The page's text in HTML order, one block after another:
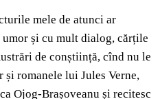
mele de atunci ar
și cu mult dialog, cărțile
de conștiință, cînd nu le
și romanele lui Jules Verne,
Ojog-Brașoveanu și recitesc